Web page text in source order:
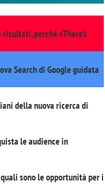
perché «There’s
Search di Google guidata
della nuova ricerca di
le audience in
sono le opportunità per i